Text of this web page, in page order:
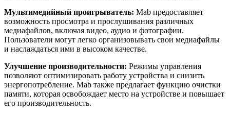
Мультимедийный проигрыватель: Mab предоставляет
возможность просмотра и прослушивания различных
медиафайлов, включая видео, аудио и фотографии.
Пользователи могут легко организовывать свои медиафайлы
и наслаждаться ими в высоком качестве.
Улучшение производительности: Режимы управления
позволяют оптимизировать работу устройства и снизить
энергопотребление. Mab также предлагает функцию очистки
памяти, которая освобождает место на устройстве и повышает
его производительность.